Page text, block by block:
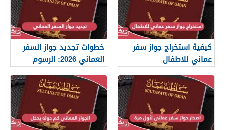
كيفية استخراج جواز سفر
عماني للاطفال
خطوات تجديد جواز السفر
العماني 2026: الرسوم
والمستندات المطلوبة